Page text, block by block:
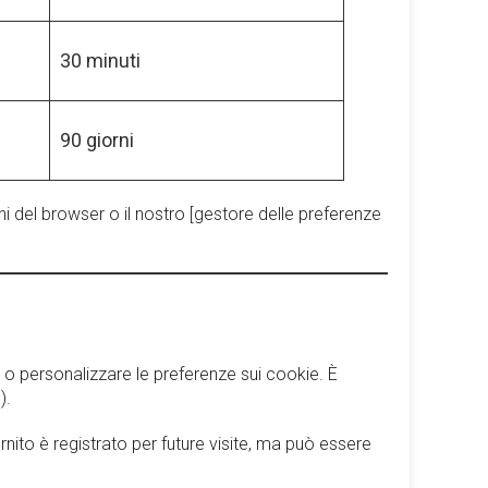
30 minuti
90 giorni
del browser o il nostro [gestore delle preferenze
personalizzare le preferenze sui cookie. È
è registrato per future visite, ma può essere